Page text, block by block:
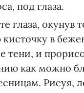
под глаза.
глаза, окунув
в
тени, и
как можно
Рисуя,